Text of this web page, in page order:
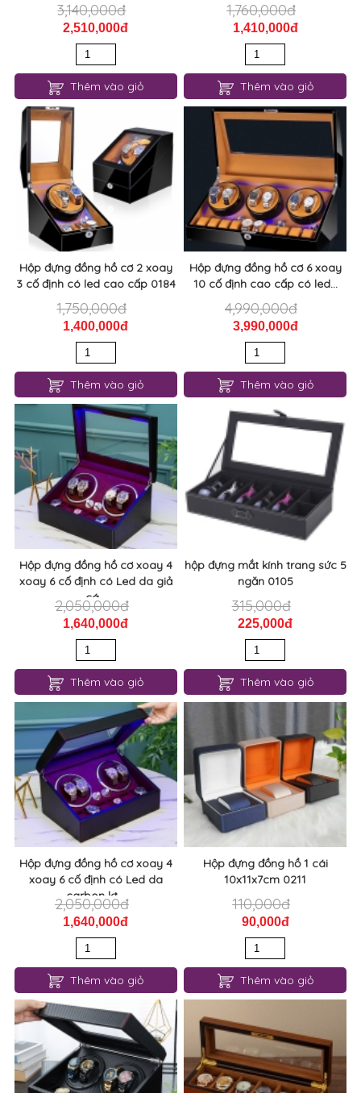
3,140,000đ
2,510,000đ
Thêm vào giỏ
1,760,000đ
1,410,000đ
Thêm vào giỏ
Hộp đựng đồng hồ cơ 2 xoay
3 cố định có led cao cấp 0184
1,750,000đ
1,400,000đ
Thêm vào giỏ
Hộp đựng đồng hồ cơ 6 xoay
10 cố định cao cấp có led...
4,990,000đ
3,990,000đ
Thêm vào giỏ
Hộp đựng đồng hồ cơ xoay 4
xoay 6 cố định có Led da giả
cá...
2,050,000đ
1,640,000đ
Thêm vào giỏ
hộp đựng mắt kính trang sức 5
ngăn 0105
315,000đ
225,000đ
Thêm vào giỏ
Hộp đựng đồng hồ cơ xoay 4
xoay 6 cố định có Led da
carbon kt...
2,050,000đ
1,640,000đ
Thêm vào giỏ
Hộp đựng đồng hồ 1 cái
10x11x7cm 0211
110,000đ
90,000đ
Thêm vào giỏ